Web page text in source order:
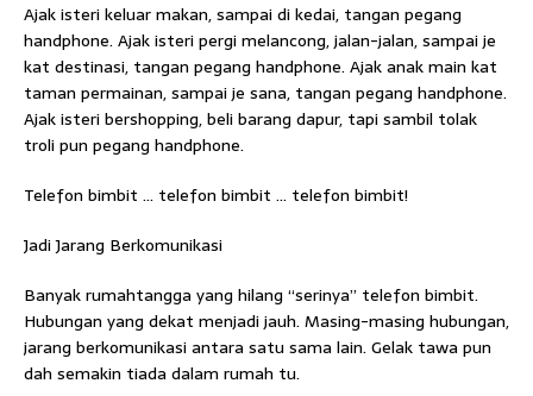
Ajak isteri keluar makan, sampai di kedai, tangan pegang
handphone. Ajak isteri pergi melancong, jalan-jalan, sampai je
kat destinasi, tangan pegang handphone. Ajak anak main kat
taman permainan, sampai je sana, tangan pegang handphone.
Ajak isteri bershopping, beli barang dapur, tapi sambil tolak
troli pun pegang handphone.
Telefon bimbit … telefon bimbit … telefon bimbit!
Jadi Jarang Berkomunikasi
Banyak rumahtangga yang hilang “serinya” telefon bimbit.
Hubungan yang dekat menjadi jauh. Masing-masing hubungan,
jarang berkomunikasi antara satu sama lain. Gelak tawa pun
dah semakin tiada dalam rumah tu.
CLOSE ✖